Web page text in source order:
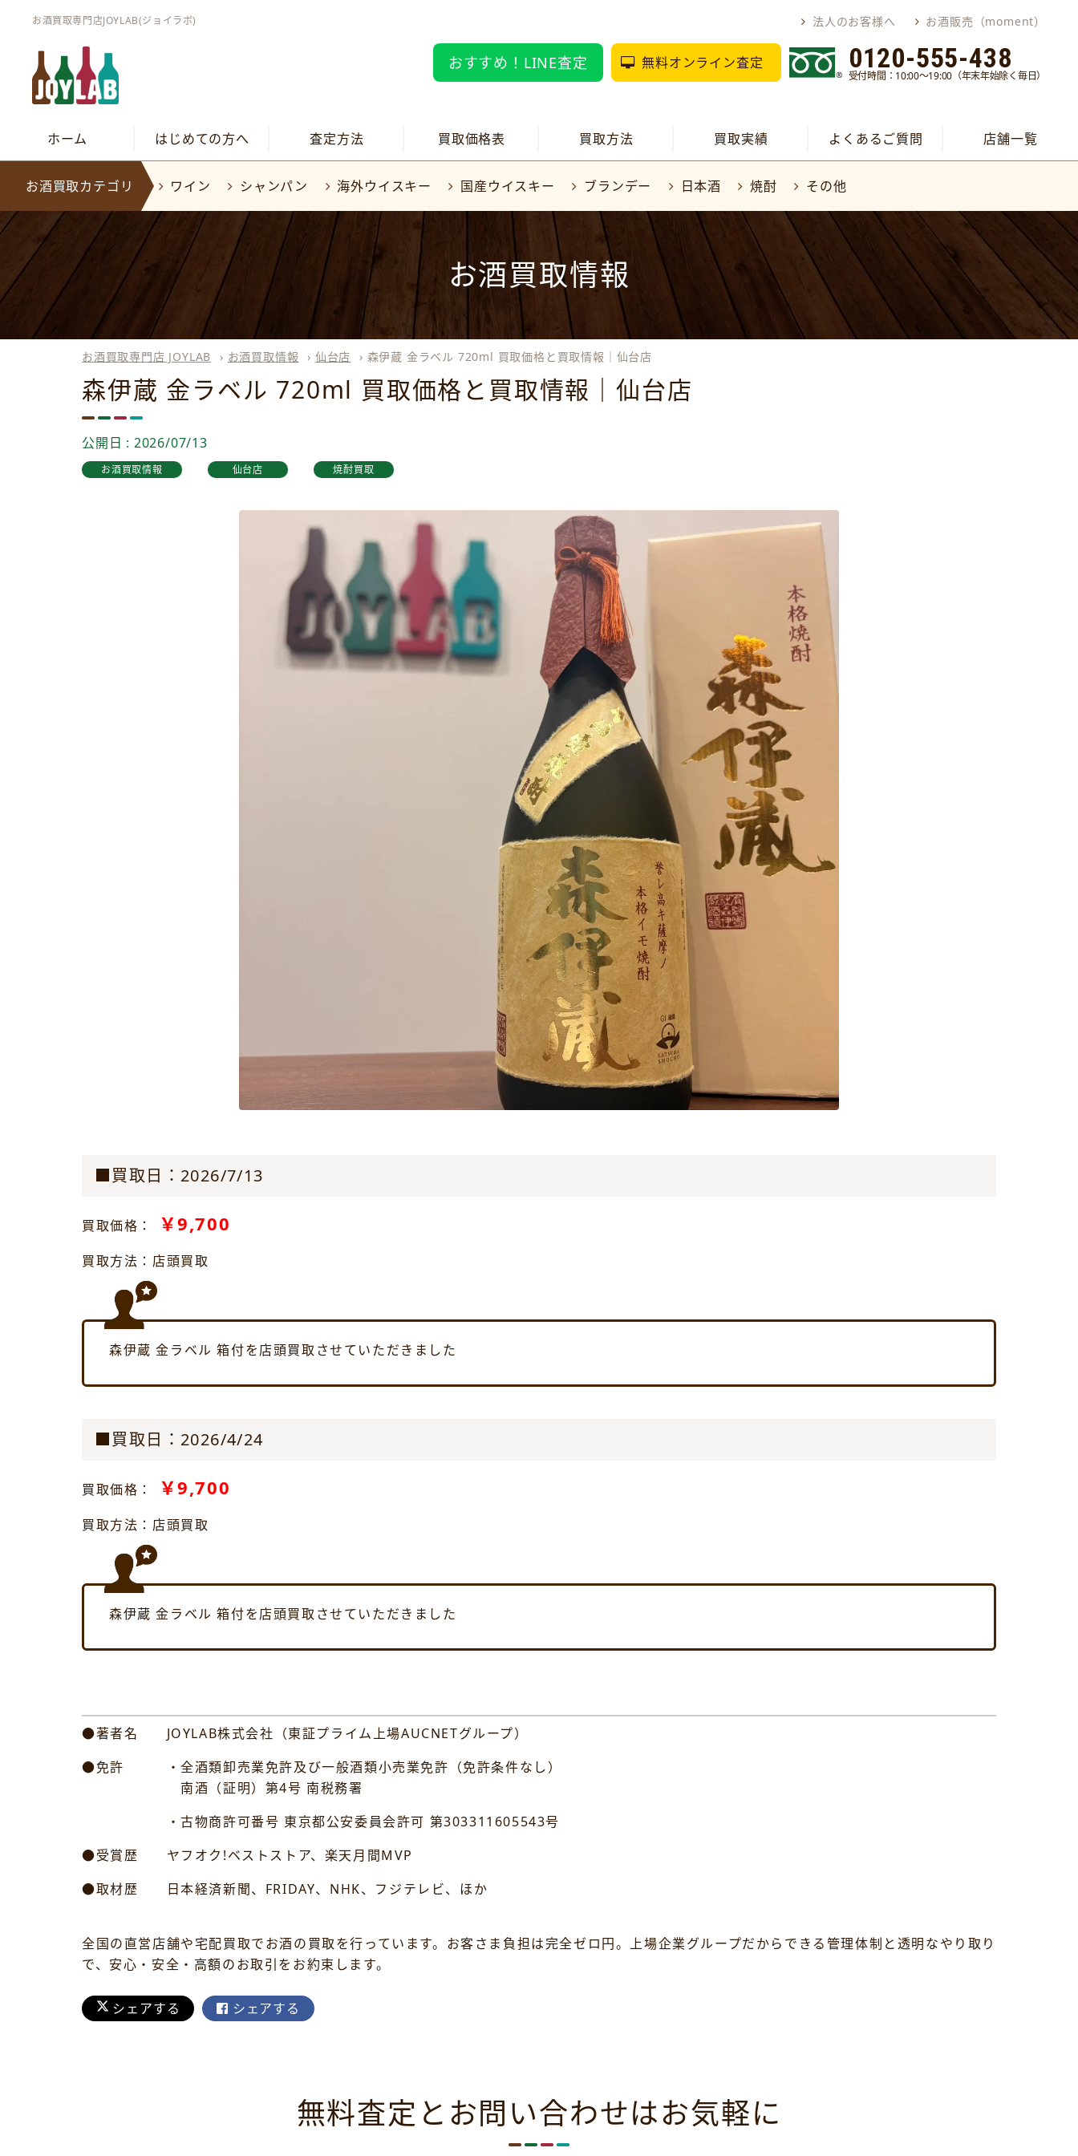
お酒買取専門店JOYLAB(ジョイラボ) 法人のお客様へ お酒販売（moment）
おすすめ！LINE査定 無料オンライン査定 0120-555-438
受付時間：10:00～19:00（年末年始除く毎日）
ホーム はじめての方へ 査定方法 買取価格表 買取方法 買取実績 よくあるご質問 店舗一覧
お酒買取カテゴリ ワイン シャンパン 海外ウイスキー 国産ウイスキー ブランデー 日本酒 焼酎 その他
お酒買取情報
お酒買取専門店 JOYLAB › お酒買取情報 › 仙台店 › 森伊蔵 金ラベル 720ml 買取価格と買取情報｜仙台店
森伊蔵 金ラベル 720ml 買取価格と買取情報｜仙台店
公開日 : 2026/07/13
お酒買取情報 仙台店 焼酎買取
■買取日：2026/7/13
買取価格： ￥9,700
買取方法：店頭買取
森伊蔵 金ラベル 箱付を店頭買取させていただきました
■買取日：2026/4/24
買取価格： ￥9,700
買取方法：店頭買取
森伊蔵 金ラベル 箱付を店頭買取させていただきました
●著者名 JOYLAB株式会社（東証プライム上場AUCNETグループ）
●免許 ・全酒類卸売業免許及び一般酒類小売業免許（免許条件なし）
南酒（証明）第4号 南税務署
・古物商許可番号 東京都公安委員会許可 第303311605543号
●受賞歴 ヤフオク!ベストストア、楽天月間MVP
●取材歴 日本経済新聞、FRIDAY、NHK、フジテレビ、ほか
全国の直営店舗や宅配買取でお酒の買取を行っています。お客さま負担は完全ゼロ円。上場企業グループだからできる管理体制と透明なやり取り
で、安心・安全・高額のお取引をお約束します。
シェアする シェアする
無料査定とお問い合わせはお気軽に